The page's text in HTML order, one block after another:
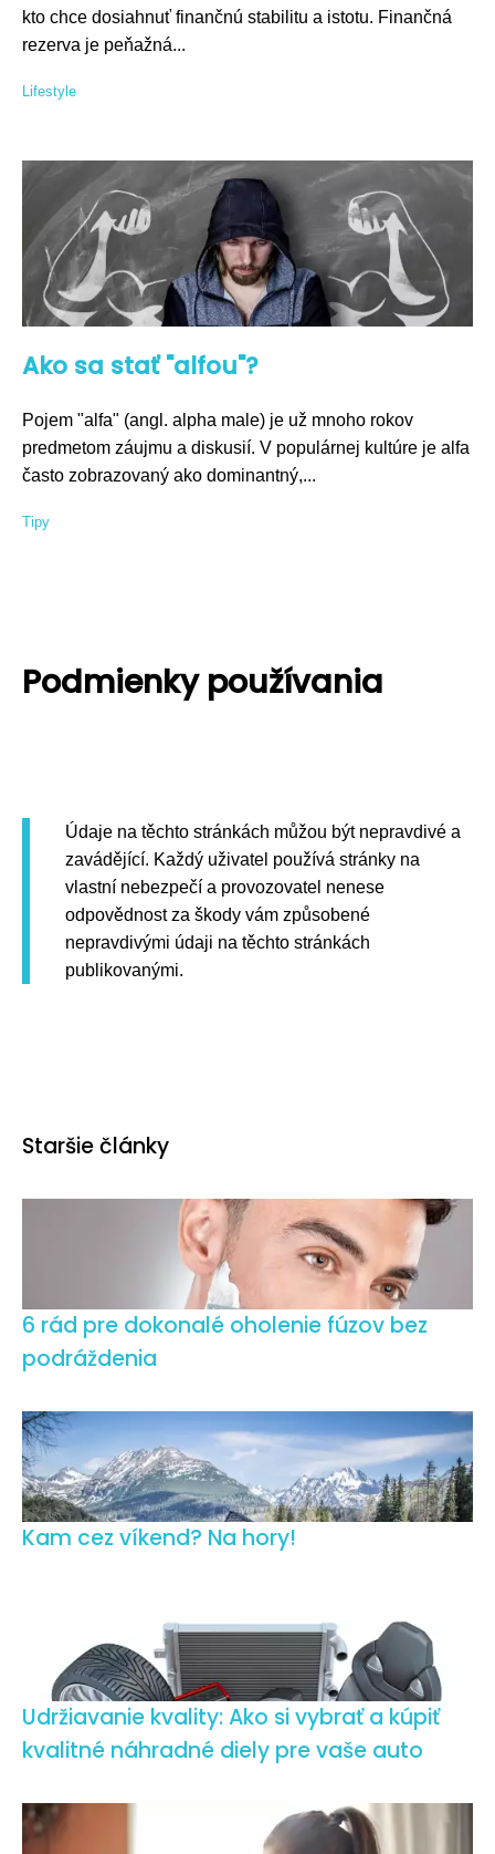
kto chce dosiahnuť finančnú stabilitu a istotu. Finančná
rezerva je peňažná...
Lifestyle
Ako sa stať "alfou"?
Pojem "alfa" (angl. alpha male) je už mnoho rokov
predmetom záujmu a diskusií. V populárnej kultúre je alfa
často zobrazovaný ako dominantný,...
Tipy
Podmienky používania
Údaje na těchto stránkách můžou být nepravdivé a
zavádějící. Každý uživatel používá stránky na
vlastní nebezpečí a provozovatel nenese
odpovědnost za škody vám způsobené
nepravdivými údaji na těchto stránkách
publikovanými.
Staršie články
6 rád pre dokonalé oholenie fúzov bez
podráždenia
Kam cez víkend? Na hory!
Udržiavanie kvality: Ako si vybrať a kúpiť
kvalitné náhradné diely pre vaše auto